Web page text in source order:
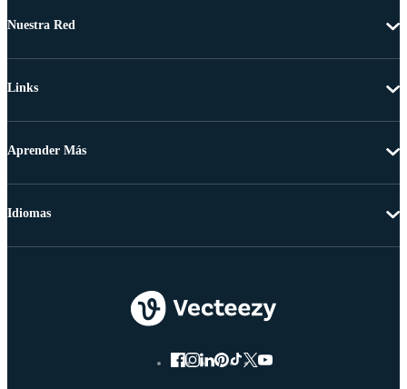
Nuestra Red
Links
Aprender Más
Idiomas